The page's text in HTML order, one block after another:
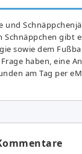
und
Schnäppchen gibt
sowie dem
haben, eine
am Tag per